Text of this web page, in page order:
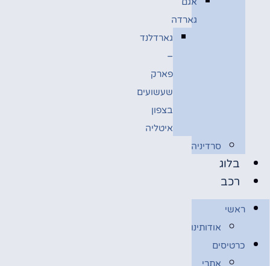
גארדה
גארדלנד
–
פארק
שעשועים
בצפון
איטליה
סרדיניה
בלוג
רכב
ראשי
אודותינו
כרטיסים
אתרי